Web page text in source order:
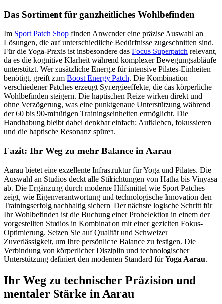
Das Sortiment für ganzheitliches Wohlbefinden
Im Sport Patch Shop finden Anwender eine präzise Auswahl an
Lösungen, die auf unterschiedliche Bedürfnisse zugeschnitten sind.
Für die Yoga-Praxis ist insbesondere das Focus Superpatch relevant,
da es die kognitive Klarheit während komplexer Bewegungsabläufe
unterstützt. Wer zusätzliche Energie für intensive Pilates-Einheiten
benötigt, greift zum Boost Energy Patch. Die Kombination
verschiedener Patches erzeugt Synergieeffekte, die das körperliche
Wohlbefinden steigern. Die haptischen Reize wirken direkt und
ohne Verzögerung, was eine punktgenaue Unterstützung während
der 60 bis 90-minütigen Trainingseinheiten ermöglicht. Die
Handhabung bleibt dabei denkbar einfach: Aufkleben, fokussieren
und die haptische Resonanz spüren.
Fazit: Ihr Weg zu mehr Balance in Aarau
Aarau bietet eine exzellente Infrastruktur für Yoga und Pilates. Die
Auswahl an Studios deckt alle Stilrichtungen von Hatha bis Vinyasa
ab. Die Ergänzung durch moderne Hilfsmittel wie Sport Patches
zeigt, wie Eigenverantwortung und technologische Innovation den
Trainingserfolg nachhaltig sichern. Der nächste logische Schritt für
Ihr Wohlbefinden ist die Buchung einer Probelektion in einem der
vorgestellten Studios in Kombination mit einer gezielten Fokus-
Optimierung. Setzen Sie auf Qualität und Schweizer
Zuverlässigkeit, um Ihre persönliche Balance zu festigen. Die
Verbindung von körperlicher Disziplin und technologischer
Unterstützung definiert den modernen Standard fürYoga Aarau.
Ihr Weg zu technischer Präzision und
mentaler Stärke in Aarau